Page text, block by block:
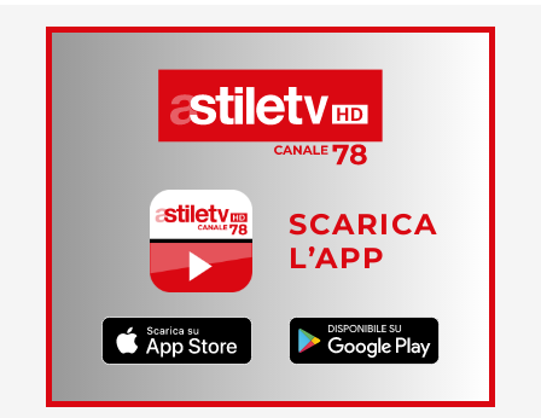
SCARICA
L’APP